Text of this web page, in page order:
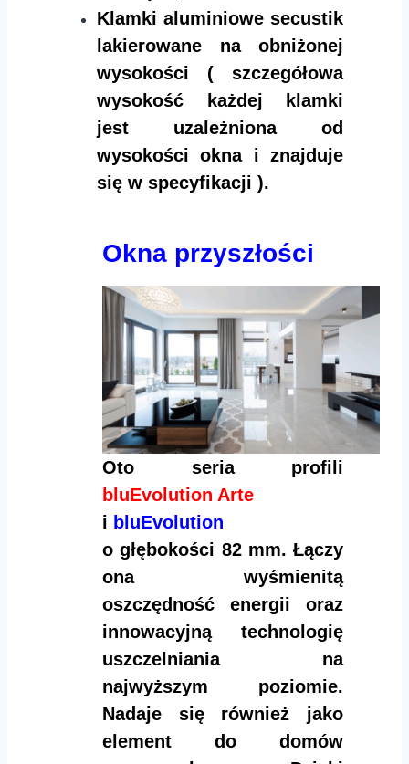
Klamki aluminiowe secustik
lakierowane na obniżonej
wysokości ( szczegółowa
wysokość każdej klamki
jest uzależniona od
wysokości okna i znajduje
się w specyfikacji ).
Okna przyszłości
Oto seria profili
bluEvolution Arte
i bluEvolution
o głębokości 82 mm. Łączy
ona wyśmienitą
oszczędność energii oraz
innowacyjną technologię
uszczelniania na
najwyższym poziomie.
Nadaje się również jako
element do domów